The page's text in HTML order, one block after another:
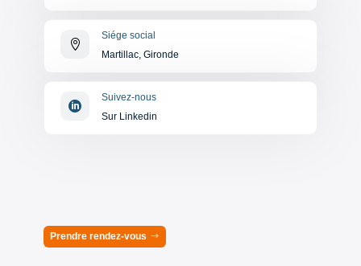

Siége social
Martillac, Gironde

Suivez-nous
Sur Linkedin
Prendre rendez-vous